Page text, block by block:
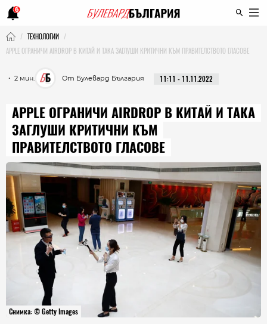
6
ТЕХНОЛОГИИ
APPLE ОГРАНИЧИ AIRDROP В КИТАЙ И ТАКА ЗАГЛУШИ КРИТИЧНИ КЪМ ПРАВИТЕЛСТВОТО ГЛАСОВЕ
・ 2 мин. От Булевард България 11:11 - 11.11.2022
APPLE ОГРАНИЧИ AIRDROP В КИТАЙ И ТАКА
ЗАГЛУШИ КРИТИЧНИ КЪМ
ПРАВИТЕЛСТВОТО ГЛАСОВЕ
Снимка: © Getty Images